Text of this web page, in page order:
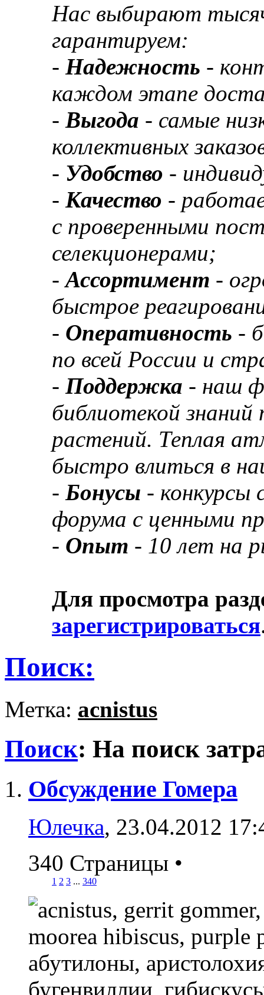
Нас выбирают
гарантируем:
- Надежность -
каждом этапе
- Выгода - самые
коллективных
- Удобство -
- Качество -
с проверенными
селекционерами;
-Ассортимент -
быстрое
- Оперативность -
по всей России и
- Поддержка - наш
библиотекой
растений. Теплая
быстро влиться в
- Бонусы - конкурсы
форума с ценными
- Опыт - 10 лет на
Для просмотра
зарегистрироваться
Поиск:
Метка: acnistus
Поиск: На поиск
Обсуждение Гомера
Юлечка, 23.04.2012
340 Страницы •
1 2 3 ... 340